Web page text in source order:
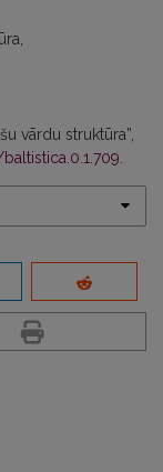
vārdu struktūra”,